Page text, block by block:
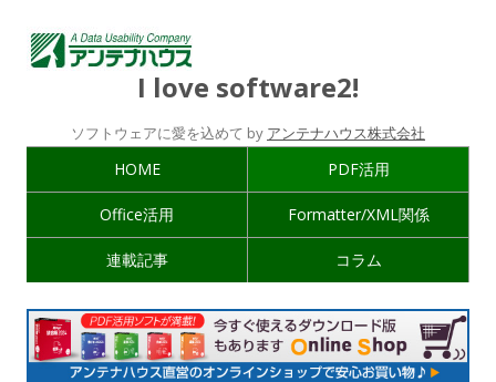
I love software2!
ソフトウェアに愛を込めて by アンテナハウス株式会社
HOME PDF活用
Office活用 Formatter/XML関係
連載記事 コラム